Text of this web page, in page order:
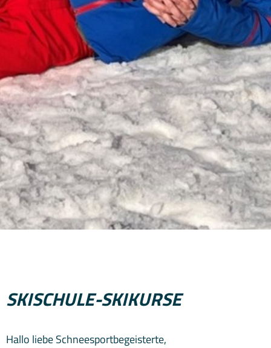
SKISCHULE-SKIKURSE
Hallo liebe Schneesportbegeisterte,